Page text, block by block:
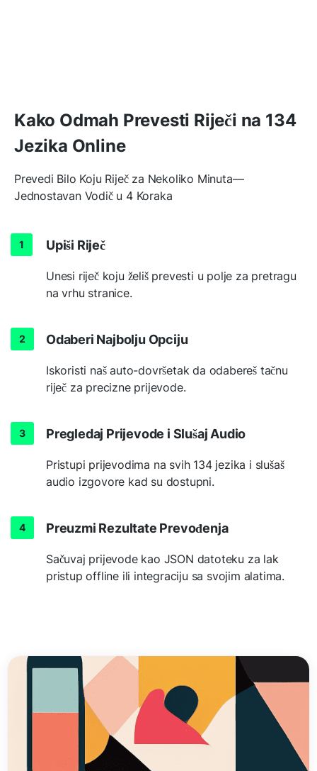
Kako Odmah Prevesti Riječi na 134
Jezika Online
Prevedi Bilo Koju Riječ za Nekoliko Minuta—
Jednostavan Vodič u 4 Koraka
Upiši Riječ
Unesi riječ koju želiš prevesti u polje za pretragu
na vrhu stranice.
Odaberi Najbolju Opciju
Iskoristi naš auto-dovršetak da odabereš tačnu
riječ za precizne prijevode.
Pregledaj Prijevode i Slušaj Audio
Pristupi prijevodima na svih 134 jezika i slušaš
audio izgovore kad su dostupni.
Preuzmi Rezultate Prevođenja
Sačuvaj prijevode kao JSON datoteku za lak
pristup offline ili integraciju sa svojim alatima.